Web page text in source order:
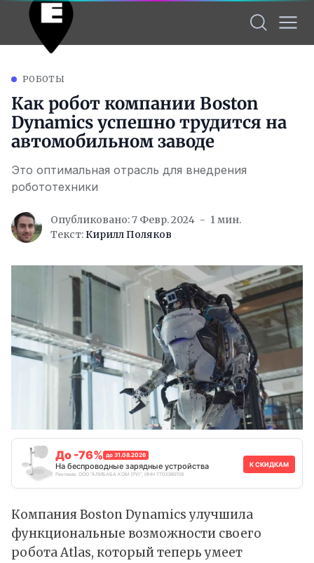
РОБОТЫ
Как робот компании Boston
Dynamics успешно трудится на
автомобильном заводе
Это оптимальная отрасль для внедрения
робототехники
Опубликовано: 7 Февр. 2024
1 мин.
Текст: Кирилл Поляков
До -76% до 31.08.2026
На беспроводные зарядные устройства
Реклама. ООО "АЛИБАБА.КОМ (РУ)", ИНН 7703380158
К СКИДКАМ
Компания Boston Dynamics улучшила
функциональные возможности своего
робота Atlas, который теперь умеет